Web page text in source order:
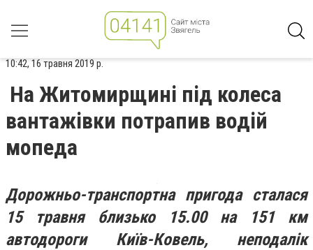
10:42, 16 травня 2019 р.
На Житомирщині під колеса
вантажівки потрапив водій
мопеда
Дорожньо-транспортна пригода сталася
15 травня близько 15.00 на 151 км
автодороги Київ-Ковель, неподалік